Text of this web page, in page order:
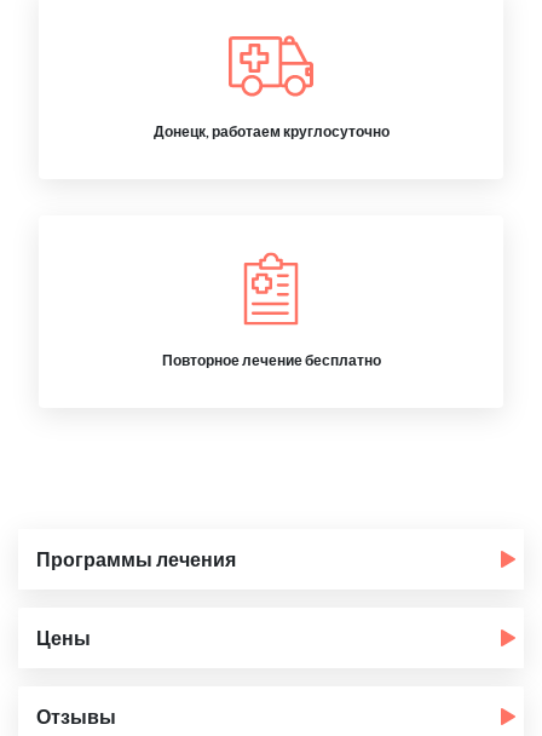
Донецк, работаем круглосуточно
Повторное лечение бесплатно
Программы лечения
Цены
Отзывы